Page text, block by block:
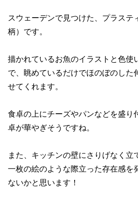
スウェーデンで見つけた、プラステ
柄）です。
描かれているお魚のイラストと色使
で、眺めているだけでほのぼのした
せてくれます。
食卓の上にチーズやパンなどを盛り
卓が華やぎそうですね。
また、キッチンの壁にさりげなく立
一枚の絵のような際立った存在感を
ないかと思います！